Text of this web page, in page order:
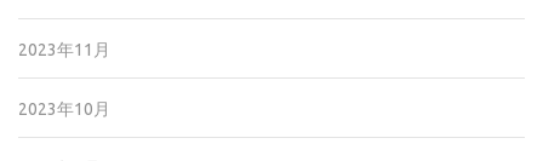
2023年11月
2023年10月